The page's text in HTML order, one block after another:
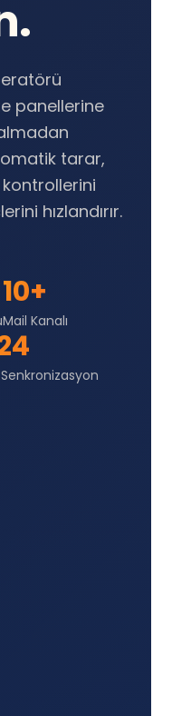
panellerine
tarar,
hızlandırır.
10+
Mail Kanalı
Senkronizasyon